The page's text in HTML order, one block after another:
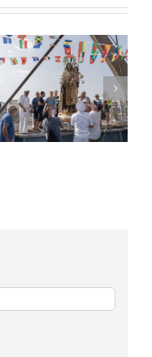
Càritas Barcelona
acompanya més de
4.100 persones en el
dispositiu extraordinari
de regularització